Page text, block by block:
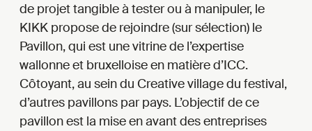
de projet tangible à tester ou à manipuler, le
KIKK propose de rejoindre (sur sélection) le
Pavillon, qui est une vitrine de l’expertise
wallonne et bruxelloise en matière d’ICC.
Côtoyant, au sein du Creative village du festival,
d’autres pavillons par pays. L’objectif de ce
pavillon est la mise en avant des entreprises